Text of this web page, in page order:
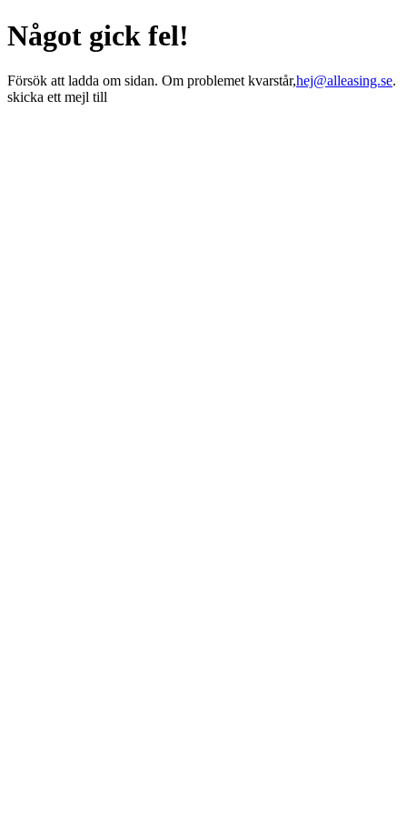
Något gick fel!
Försök att ladda om sidan. Om problemet kvarstår,hej@alleasing.se.
skicka ett mejl till